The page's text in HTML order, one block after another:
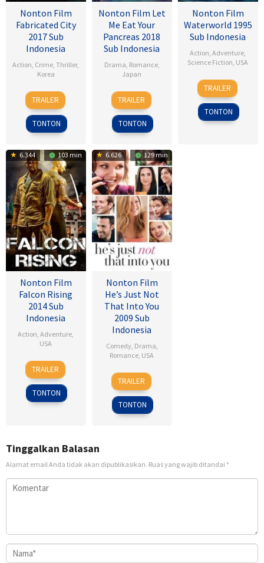
Nonton Film
Fabricated City
2017 Sub
Indonesia
Action, Crime,Thriller,
Korea
9
Feb
2017
Lee
Hu-
bin
TRAILER
TONTON
Nonton Film Let
Me Eat Your
Pancreas 2018
Sub Indonesia
Drama, Romance,
Japan
28
Jul
2017
Sho
Tsukikawa
TRAILER
TONTON
Nonton Film
Waterworld 1995
Sub Indonesia
Action,Adventure,
Science Fiction, USA
28
Jul
1995
Kevin
Reynolds
TRAILER
TONTON
6.344 103 min
Nonton Film
Falcon Rising
2014 Sub
Indonesia
Action,Adventure,
USA
5
Sep
2014
Ernie
Barbarash
TRAILER
TONTON
6.626 129 min
Nonton Film
He’s Just Not
That Into You
2009 Sub
Indonesia
Comedy, Drama,
Romance, USA
6
Feb
2009
Ken
Kwapis
TRAILER
TONTON
Tinggalkan Balasan
Alamat email Anda tidak akan dipublikasikan. Ruas yang wajib ditandai *